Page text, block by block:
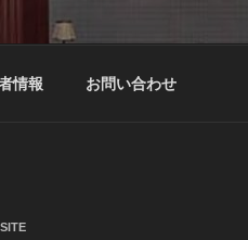
情報 お問い合わせ